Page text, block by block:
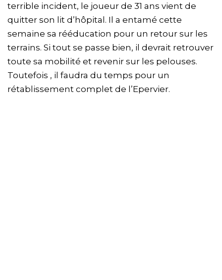
terrible incident, le joueur de 31 ans vient de
quitter son lit d’hôpital. Il a entamé cette
semaine sa rééducation pour un retour sur les
terrains. Si tout se passe bien, il devrait retrouver
toute sa mobilité et revenir sur les pelouses.
Toutefois , il faudra du temps pour un
rétablissement complet de l’Epervier.